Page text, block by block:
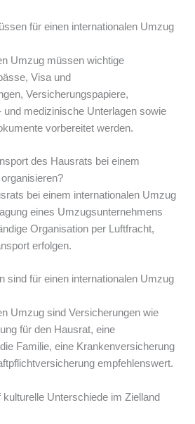
für einen internationalen Umzug
Umzug müssen wichtige
Visa und
Versicherungspapiere,
medizinische Unterlagen sowie
vorbereitet werden.
des Hausrats bei einem
bei einem internationalen Umzug
eines Umzugsunternehmens
Organisation per Luftfracht,
erfolgen.
sind für einen internationalen Umzug
Umzug sind Versicherungen wie
für den Hausrat, eine
Familie, eine Krankenversicherung
empfehlenswert.
Unterschiede im Zielland